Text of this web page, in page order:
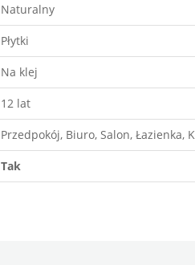
Naturalny
Płytki
Na klej
12 lat
Przedpokój, Biuro, Salon, Łazienka,
Tak